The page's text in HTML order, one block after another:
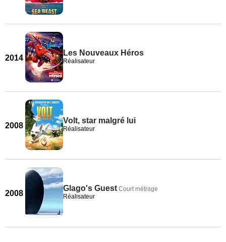
2014
Les Nouveaux Héros
Réalisateur
2008
Volt, star malgré lui
Réalisateur
2008
Glago's Guest Court métrage
Réalisateur